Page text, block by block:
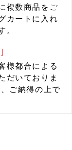
複数商品をご
カートに入れ
。
様都合による
だいておりま
ご納得の上で